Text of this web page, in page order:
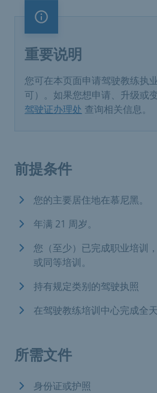
重要说明
重要说明
您可在本页面申请驾驶教练执
可）。如果您想申请、升级或
驾驶证办理处 查询相关信息。
前提条件
您的主要居住地在慕尼黑。
年满 21 周岁。
您（至少）已完成职业培训
或同等培训。
持有规定类别的驾驶执照
在驾驶教练培训中心完成全
所需文件
身份证或护照